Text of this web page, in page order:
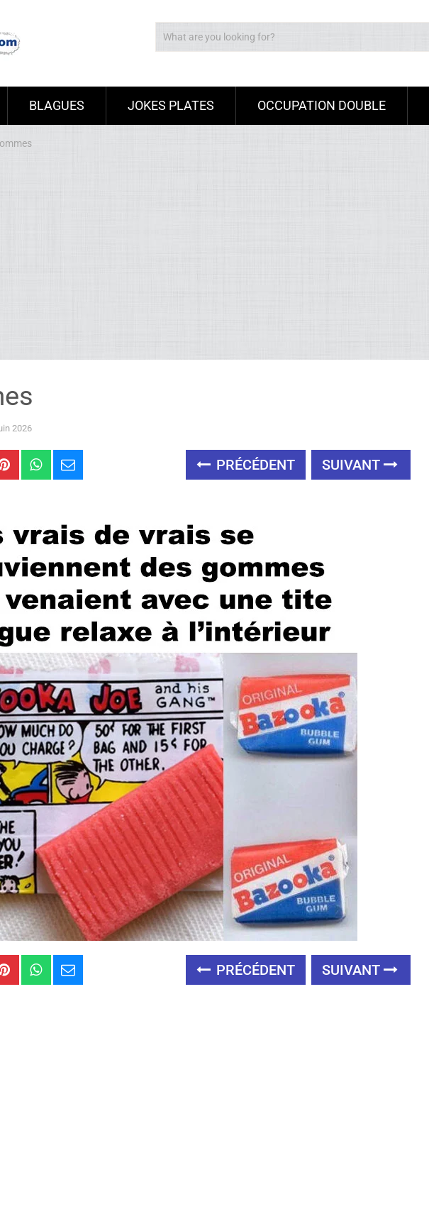
BLAGUES JOKES PLATES OCCUPATION DOUBLE
2026
PRÉCÉDENT SUIVANT
PRÉCÉDENT SUIVANT